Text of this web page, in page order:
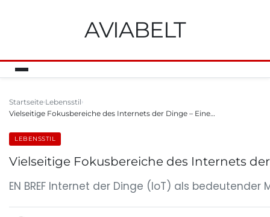
AVIABELT
Startseite Lebensstil
Vielseitige Fokusbereiche des Internets der Dinge – Eine…
LEBENSSTIL
Vielseitige Fokusbereiche des Internets
EN BREF Internet der Dinge (IoT) als